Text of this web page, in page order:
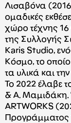
Λισαβόνα
ομαδικές
χώρο τέχνης
της Συλλογής
Karis Studio,
Κόσμο, το
τα υλικά και
Το 2022 έλαβε
& Α. Μαμιδάκη.
ARTWORKS
Προγράμματος